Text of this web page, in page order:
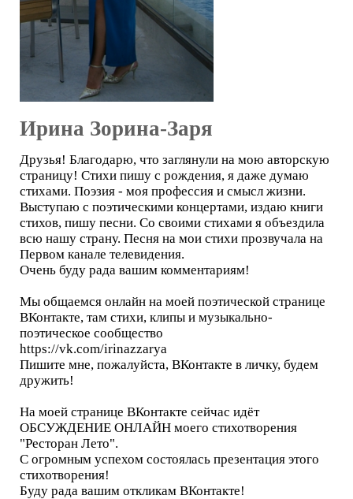
Ирина Зорина-Заря
Друзья! Благодарю, что заглянули на мою авторскую
страницу! Стихи пишу с рождения, я даже думаю
стихами. Поэзия - моя профессия и смысл жизни.
Выступаю с поэтическими концертами, издаю книги
стихов, пишу песни. Со своими стихами я объездила
всю нашу страну. Песня на мои стихи прозвучала на
Первом канале телевидения.
Очень буду рада вашим комментариям!
Мы общаемся онлайн на моей поэтической странице
ВКонтакте, там стихи, клипы и музыкально-
поэтическое сообщество
https://vk.com/irinazzarya
Пишите мне, пожалуйста, ВКонтакте в личку, будем
дружить!
На моей странице ВКонтакте сейчас идёт
ОБСУЖДЕНИЕ ОНЛАЙН моего стихотворения
"Ресторан Лето".
С огромным успехом состоялась презентация этого
стихотворения!
Буду рада вашим откликам ВКонтакте!